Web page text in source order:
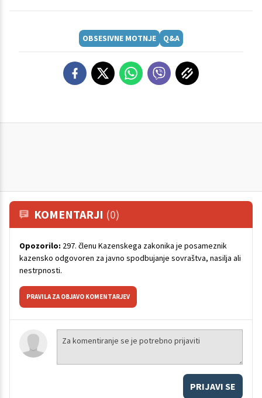
OBSESIVNE MOTNJE Q&A
KOMENTARJI (0)
Opozorilo: 297. členu Kazenskega zakonika je posameznik
kazensko odgovoren za javno spodbujanje sovraštva, nasilja ali
nestrpnosti.
PRAVILA ZA OBJAVO KOMENTARJEV
PRIJAVI SE